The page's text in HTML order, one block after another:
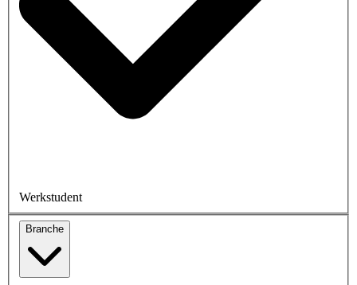
Werkstudent
Branche